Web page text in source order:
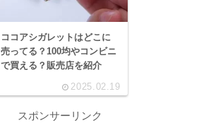
ココアシガレットはどこに
売ってる？100均やコンビニ
で買える？販売店を紹介
2025.02.19
スポンサーリンク